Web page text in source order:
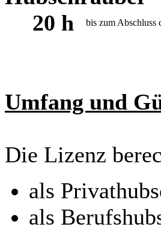
20 h
bis zum Abschluss
Umfang und
Die Lizenz
als
als